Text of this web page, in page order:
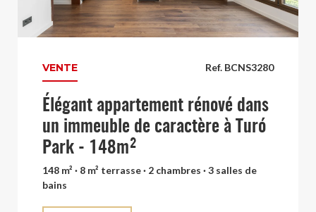
Ref. BCNS3280
VENTE
Élégant appartement rénové dans
un immeuble de caractère à Turó
Park - 148m²
148 m² · 8 m² terrasse · 2 chambres · 3 salles de
bains